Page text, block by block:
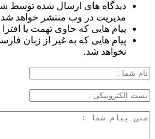
دیدگاه های ارسال شده توسط
مدیریت در وب منتشر خواهد
پیام هایی که حاوی تهمت یا
پیام هایی که به غیر از زبان
نخواهد شد.